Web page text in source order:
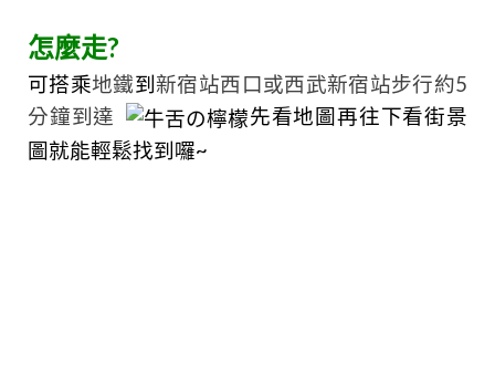
怎麼走?
可搭乘地鐵到新宿站西口或西武新宿站步行約5
分鐘到達
先看地圖再往下看街景
圖就能輕鬆找到囉~